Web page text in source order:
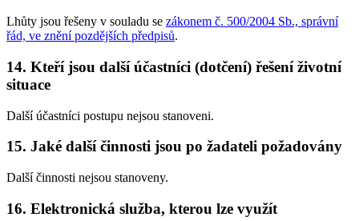
Lhůty jsou řešeny v souladu se zákonem č. 500/2004 Sb., správní
řád, ve znění pozdějších předpisů.
14. Kteří jsou další účastníci (dotčení) řešení životní
situace
Další účastníci postupu nejsou stanoveni.
15. Jaké další činnosti jsou po žadateli požadovány
Další činnosti nejsou stanoveny.
16. Elektronická služba, kterou lze využít